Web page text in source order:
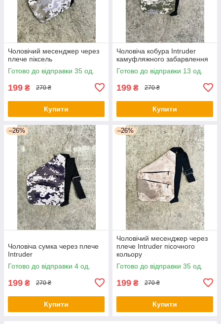
Чоловічий месенджер через
плече піксель
Готово до відправки 35 од.
199 ₴ 270 ₴
Купити
Чоловіча кобура Intruder
камуфляжного забарвлення
Готово до відправки 13 од.
199 ₴ 270 ₴
Купити
–26%
Чоловіча сумка через плече
Intruder
Готово до відправки 4 од.
199 ₴ 270 ₴
Купити
–26%
Чоловічий месенджер через
плече Intruder пісочного
кольору
Готово до відправки 35 од.
199 ₴ 270 ₴
Купити